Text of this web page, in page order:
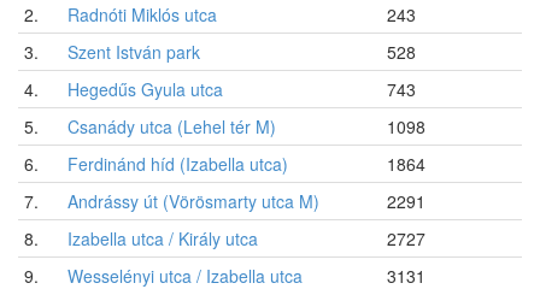
2.
Radnóti Miklós utca
243
3.
Szent István park
528
4.
Hegedűs Gyula utca
743
5.
Csanády utca (Lehel tér M)
1098
6.
Ferdinánd híd (Izabella utca)
1864
7.
Andrássy út (Vörösmarty utca M)
2291
8.
Izabella utca / Király utca
2727
9.
Wesselényi utca / Izabella utca
3131